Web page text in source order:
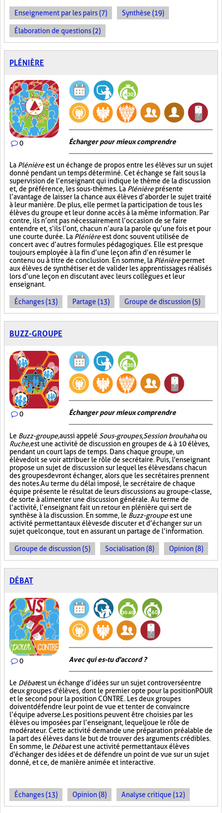
Enseignement par les pairs (7) Synthèse (19)
Élaboration de questions (2)
PLÉNIÈRE
0 Échanger pour mieux comprendre
La Plénièreest un échange de propos entre les élèves sur un sujet
donné pendant un temps déterminé. Cet échange se fait sous la
supervision de l’enseignant qui indique le thème de la discussion
et, de préférence, les sous-thèmes. La Plénièreprésente
l’avantage de laisser la chance aux élèves d’aborder le sujet traité
à leur manière. De plus, elle permet la participation de tous les
élèves du groupe et leur donne accès à la même information. Par
contre, ils n’ont pas nécessairement l’occasion de se faire
entendre et, s’ils l’ont, chacun n’aura la parole qu’une fois et pour
une courte durée. La Plénièreest donc souvent utilisée de
concert avec d’autres formules pédagogiques. Elle est presque
toujours employée à la fin d’une leçon afin d’en résumer le
contenu ou à titre de conclusion. En somme, la Plénièrepermet
aux élèves de synthétiser et de valider les apprentissages réalisés
lors d’une leçon en discutant avec leurs collègues et leur
enseignant.
Échanges (13) Partage (13) Groupe de discussion (5)
BUZZ-GROUPE
0 Échanger pour mieux comprendre
Le Buzz-groupe,aussi appelé Sous-groupes,Session brouhahaou
Ruche,est une activité de discussion en groupes de 4 à 10 élèves,
pendant un court laps de temps. Dans chaque groupe, un
élève doit se voir attribuer le rôle de secrétaire. Puis, l'enseignant
propose un sujet de discussion sur lequel les élèves dans chacun
des groupes devront échanger, alors que les secrétaires prennent
des notes. Au terme du délai imposé, le secrétaire de chaque
équipe présente le résultat de leurs discussions au groupe-classe,
de sorte à alimenter une discussion générale. Au terme de
l’activité, l’enseignant fait un retour en plénière qui sert de
synthèse à la discussion. En somme, le Buzz-groupeest une
activité permettant aux élèves de discuter et d’échanger sur un
sujet quelconque, tout en assurant un partage de l’information.
Groupe de discussion (5) Socialisation (8) Opinion (8)
DÉBAT
0 Avec qui es-tu d'accord ?
Le Débatest un échange d’idées sur un sujet controversé entre
deux groupes d'élèves, dont le premier opte pour la position POUR
et le second pour la position CONTRE. Les deux groupes
doivent défendre leur point de vue et tenter de convaincre
l’équipe adverse. Les positions peuvent être choisies par les
élèves ou imposées par l’enseignant, lequel joue le rôle de
modérateur. Cette activité demande une préparation préalable de
la part des élèves dans le but de trouver des arguments crédibles.
En somme, le Débatest une activité permettant aux élèves
d'échanger des idées et de défendre un point de vue sur un sujet
donné, et ce, de manière animée et interactive.
Échanges (13) Opinion (8) Analyse critique (12)